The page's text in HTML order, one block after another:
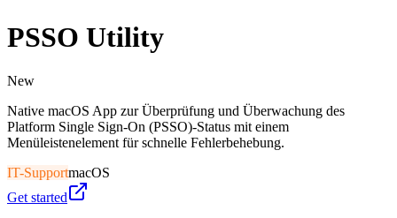
PSSO Utility
New
Native macOS App zur Überprüfung und Überwachung des
Platform Single Sign-On (PSSO)-Status mit einem
Menüleistenelement für schnelle Fehlerbehebung.
IT-SupportmacOS
Get started